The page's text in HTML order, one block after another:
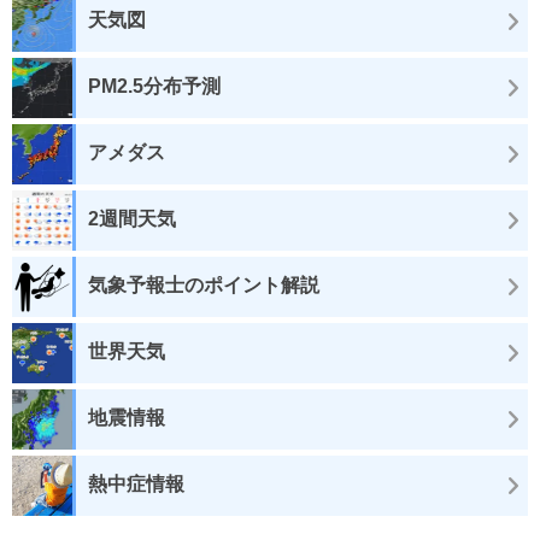
天気図
PM2.5分布予測
アメダス
2週間天気
気象予報士のポイント解説
世界天気
地震情報
熱中症情報